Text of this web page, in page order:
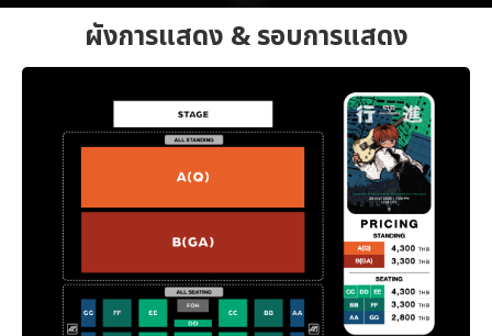
ผังการแสดง & รอบการแสดง